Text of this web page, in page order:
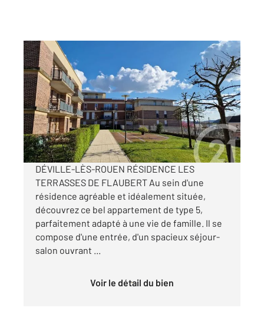
DEVILLE LES ROUEN 76
86 m2, 5 pièces
Ref : 29539
Appartement F3 à louer
950 €
par mois charges comprises
DÉVILLE-LÈS-ROUEN RÉSIDENCE LES
TERRASSES DE FLAUBERT Au sein d'une
résidence agréable et idéalement située,
découvrez ce bel appartement de type 5,
parfaitement adapté à une vie de famille. Il se
compose d'une entrée, d'un spacieux séjour-
salon ouvrant ...
Voir le détail du bien